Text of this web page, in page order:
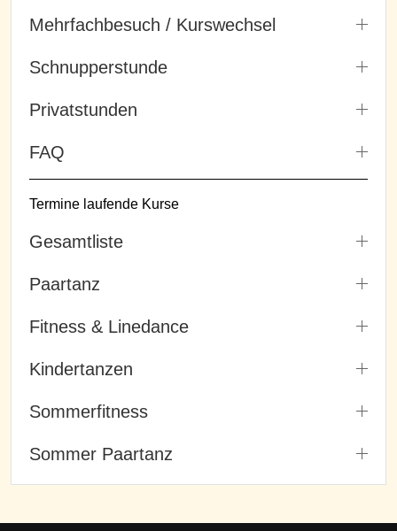
Mehrfachbesuch / Kurswechsel
Schnupperstunde
Privatstunden
FAQ
Termine laufende Kurse
Gesamtliste
Paartanz
Fitness & Linedance
Kindertanzen
Sommerfitness
Sommer Paartanz